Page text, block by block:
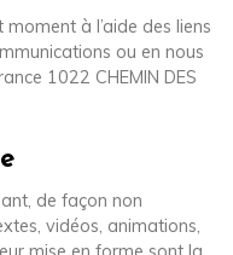
à l’aide des liens
ou en nous
1022 CHEMIN DES
de façon non
vidéos, animations,